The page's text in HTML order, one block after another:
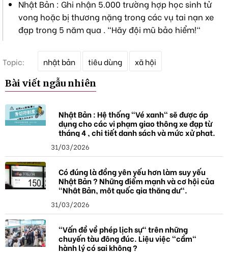
Nhật Bản : Ghi nhận 5.000 trường hợp học sinh tử
vong hoặc bị thương nặng trong các vụ tai nạn xe
đạp trong 5 năm qua . "Hãy đội mũ bảo hiểm!"
Topic:
k
h
a
nhật bản tiêu dùng xã hội
Bài viết ngẫu nhiên
Nhật Bản : Hệ thống "Vé xanh" sẽ được áp
dụng cho các vi phạm giao thông xe đạp từ
tháng 4 , chi tiết danh sách và mức xử phạt.
31/03/2026
Có đúng là đồng yên yếu hơn làm suy yếu
Nhật Bản ? Những điểm mạnh và cơ hội của
"Nhật Bản, một quốc gia thặng dư".
31/03/2026
"Vấn đề về phép lịch sự" trên những
chuyến tàu đông đúc. Liệu việc "cầm"
hành lý có sai không ?